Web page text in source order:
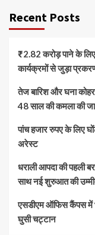
Recent Posts
₹2.82 करोड़ पाने के
कार्यक्रमों से जुड़ा
तेज बारिश और घना
48 साल की कमला की
पांच हजार रुपए के लिए
अरेस्ट
धराली आपदा की पहली
साथ नई शुरुआत की
एसडीएम ऑफिस कैंपस में
घुसी चट्टान